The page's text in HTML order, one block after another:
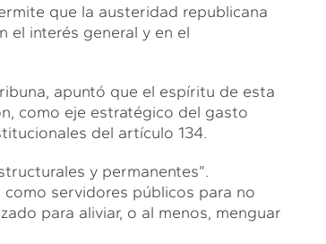
que la austeridad republicana
el interés general y en el
apuntó que el espíritu de esta
como eje estratégico del gasto
del artículo 134.
y permanentes”.
servidores públicos para no
para aliviar, o al menos, menguar